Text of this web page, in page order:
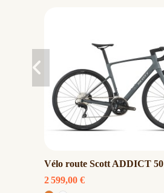
Vélo route Scott ADDICT 50
2 599,00 €